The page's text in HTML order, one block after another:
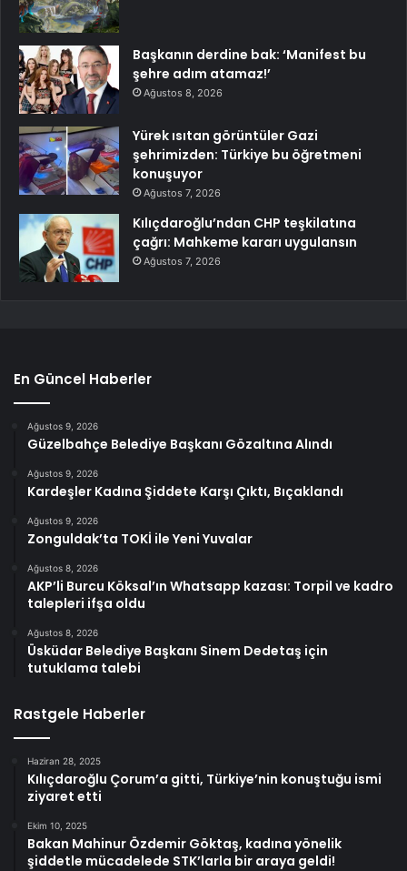
Başkanın derdine bak: ‘Manifest bu
şehre adım atamaz!’
Ağustos 8, 2026
Yürek ısıtan görüntüler Gazi
şehrimizden: Türkiye bu öğretmeni
konuşuyor
Ağustos 7, 2026
Kılıçdaroğlu’ndan CHP teşkilatına
çağrı: Mahkeme kararı uygulansın
Ağustos 7, 2026
En Güncel Haberler
Ağustos 9, 2026
Güzelbahçe Belediye Başkanı Gözaltına Alındı
Ağustos 9, 2026
Kardeşler Kadına Şiddete Karşı Çıktı, Bıçaklandı
Ağustos 9, 2026
Zonguldak’ta TOKİ ile Yeni Yuvalar
Ağustos 8, 2026
AKP’li Burcu Köksal’ın Whatsapp kazası: Torpil ve kadro
talepleri ifşa oldu
Ağustos 8, 2026
Üsküdar Belediye Başkanı Sinem Dedetaş için
tutuklama talebi
Rastgele Haberler
Haziran 28, 2025
Kılıçdaroğlu Çorum’a gitti, Türkiye’nin konuştuğu ismi
ziyaret etti
Ekim 10, 2025
Bakan Mahinur Özdemir Göktaş, kadına yönelik
şiddetle mücadelede STK’larla bir araya geldi!